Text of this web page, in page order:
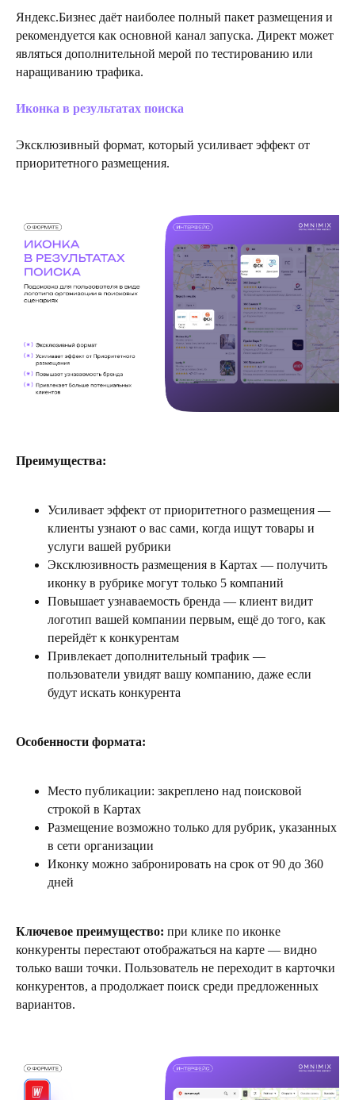
Яндекс.Бизнес даёт наиболее полный пакет размещения и
рекомендуется как основной канал запуска. Директ может
являться дополнительной мерой по тестированию или
наращиванию трафика.
Иконка в результатах поиска
Эксклюзивный формат, который усиливает эффект от
приоритетного размещения.
Преимущества:
Усиливает эффект от приоритетного размещения —
клиенты узнают о вас сами, когда ищут товары и
услуги вашей рубрики
Эксклюзивность размещения в Картах — получить
иконку в рубрике могут только 5 компаний
Повышает узнаваемость бренда — клиент видит
логотип вашей компании первым, ещё до того, как
перейдёт к конкурентам
Привлекает дополнительный трафик —
пользователи увидят вашу компанию, даже если
будут искать конкурента
Особенности формата:
Место публикации: закреплено над поисковой
строкой в Картах
Размещение возможно только для рубрик, указанных
в сети организации
Иконку можно забронировать на срок от 90 до 360
дней
Ключевое преимущество: при клике по иконке
конкуренты перестают отображаться на карте — видно
только ваши точки. Пользователь не переходит в карточки
конкурентов, а продолжает поиск среди предложенных
вариантов.